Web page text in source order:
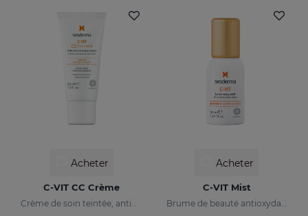
Acheter
C-VIT CC Crème
Acheter
C-VIT Mist